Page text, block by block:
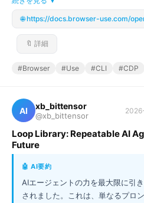
します。ローカルChromeへの既存
ら、クラウドブラウザ、CDPエン
続まで対応し、エージェントが実
の土台を構築します。これにより
🌐 https://docs.browser-use.com/
🔖 詳細
#Browser #Use #CLI #CDP
AI xb_bittensor
@xb_bittensor
Loop Library: Repeatable AI
Future
🤖 AI要約
AIエージェントの力を最大限に引
されました。これは、単なるプロ